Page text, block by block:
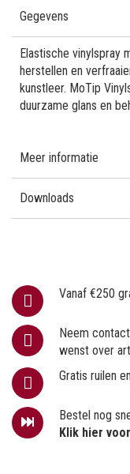
Vanaf €250
Neem
wenst over
Gratis ruilen
Bestel nog
Klik hier
Gegevens
Elastische vinylspray
herstellen en
kunstleer. MoTip
duurzame glans en
Meer informatie
Downloads